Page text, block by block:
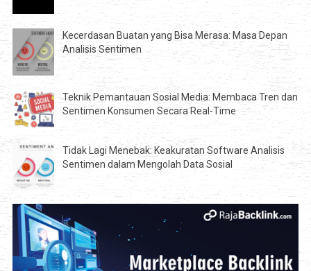
Kecerdasan Buatan yang Bisa Merasa: Masa Depan
Analisis Sentimen
Teknik Pemantauan Sosial Media: Membaca Tren dan
Sentimen Konsumen Secara Real-Time
Tidak Lagi Menebak: Keakuratan Software Analisis
Sentimen dalam Mengolah Data Sosial